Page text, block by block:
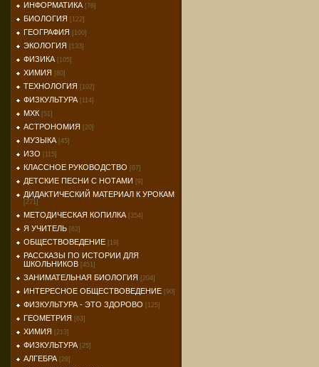
ИНФОРМАТИКА [76]
БИОЛОГИЯ [122]
ГЕОГРАФИЯ [100]
ЭКОЛОГИЯ [133]
ФИЗИКА [105]
ХИМИЯ [80]
ТЕХНОЛОГИЯ [102]
ФИЗКУЛЬТУРА [114]
МХК [51]
АСТРОНОМИЯ [20]
МУЗЫКА [45]
ИЗО [115]
КЛАССНОЕ РУКОВОДСТВО [67]
ДЕТСКИЕ ПЕСНИ С НОТАМИ [9]
ДИДАКТИЧЕСКИЙ МАТЕРИАЛ К УРОКАМ
[271]
МЕТОДИЧЕСКАЯ КОПИЛКА [354]
Я УЧИТЕЛЬ [62]
ОБЩЕСТВОВЕДЕНИЕ [19]
РАССКАЗЫ ПО ИСТОРИИ ДЛЯ
ШКОЛЬНИКОВ [451]
ЗАНИМАТЕЛЬНАЯ БИОЛОГИЯ [204]
ИНТЕРЕСНОЕ ОБЩЕСТВОВЕДЕНИЕ [90]
ФИЗКУЛЬТУРА - ЭТО ЗДОРОВО [125]
ГЕОМЕТРИЯ [63]
ХИМИЯ [213]
ФИЗКУЛЬТУРА [25]
АЛГЕБРА [28]